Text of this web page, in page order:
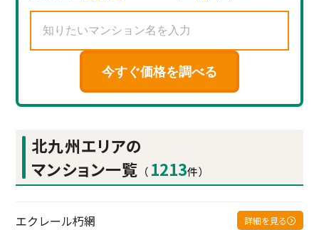
今すぐ価格を調べる
北九州エリアの
マンション一覧 （ 1213件）
エクレール朽網 詳細を見る